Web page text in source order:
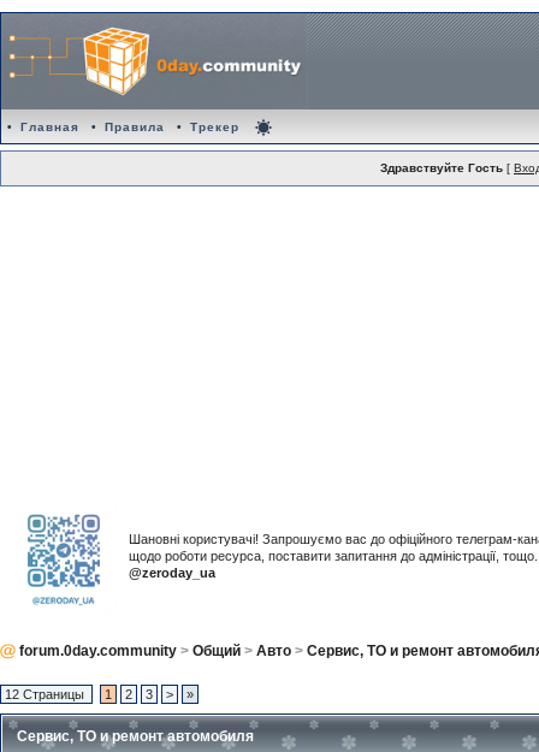
• Главная • Правила • Трекер
Здравствуйте Гость [
Шановні користувачі! Запрошуємо вас до офіційного телеграм-
щодо роботи ресурса, поставити запитання до адміністрації,
@zeroday_ua
forum.0day.community > Общий > Авто > Сервис, ТО и ремонт
12 Страницы 1 2 3 > »
Сервис, ТО и ремонт автомобиля